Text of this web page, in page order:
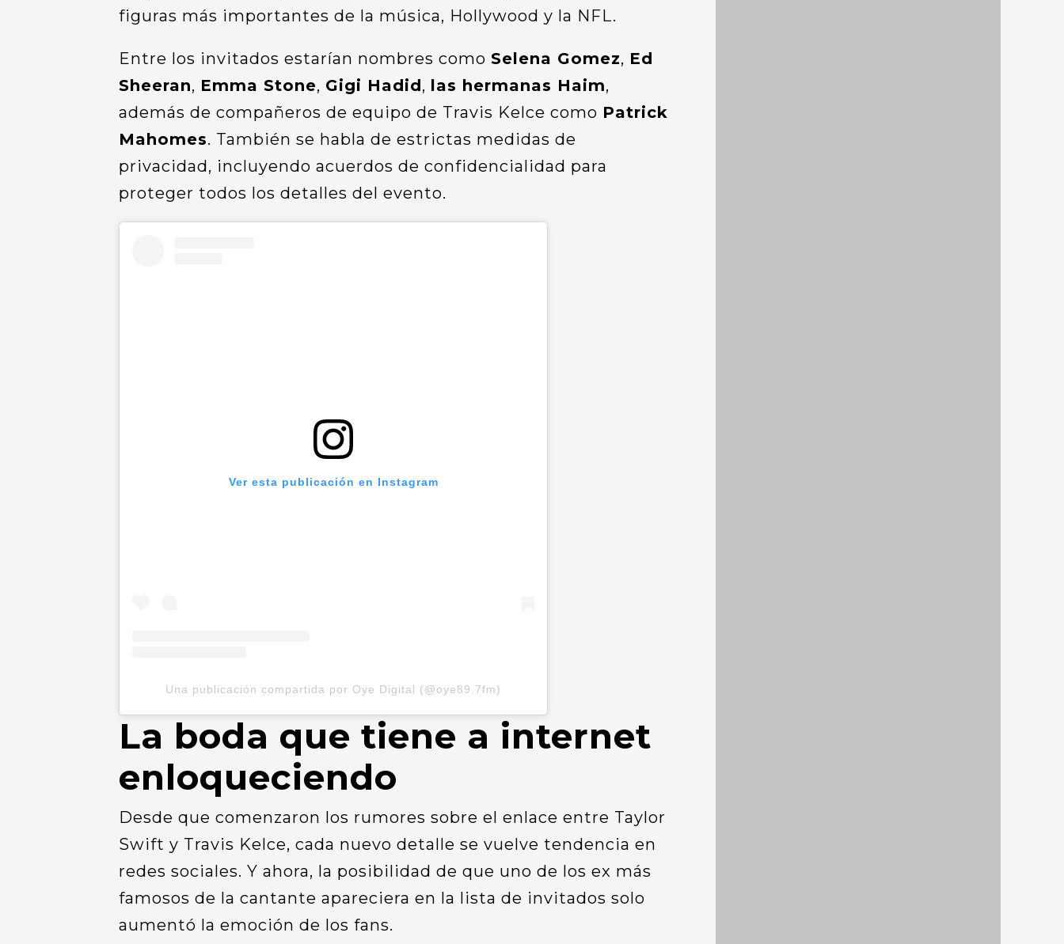
figuras más importantes de la música, Hollywood y la NFL.
Entre los invitados estarían nombres como Selena Gomez, Ed
Sheeran, Emma Stone, Gigi Hadid, las hermanas Haim,
además de compañeros de equipo de Travis Kelce como Patrick
Mahomes. También se habla de estrictas medidas de
privacidad, incluyendo acuerdos de confidencialidad para
proteger todos los detalles del evento.
Ver esta publicación en Instagram
Una publicación compartida por Oye Digital (@oye89.7fm)
La boda que tiene a internet
enloqueciendo
Desde que comenzaron los rumores sobre el enlace entre Taylor
Swift y Travis Kelce, cada nuevo detalle se vuelve tendencia en
redes sociales. Y ahora, la posibilidad de que uno de los ex más
famosos de la cantante apareciera en la lista de invitados solo
aumentó la emoción de los fans.